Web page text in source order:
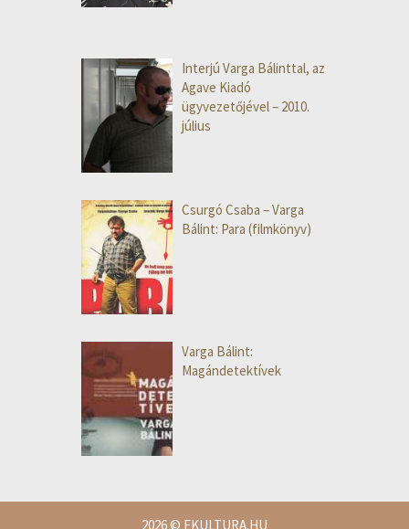
Interjú Varga Bálinttal, az
Agave Kiadó
ügyvezetőjével – 2010.
július
Csurgó Csaba – Varga
Bálint: Para (filmkönyv)
Varga Bálint:
Magándetektívek
2026© EKULTURA.HU